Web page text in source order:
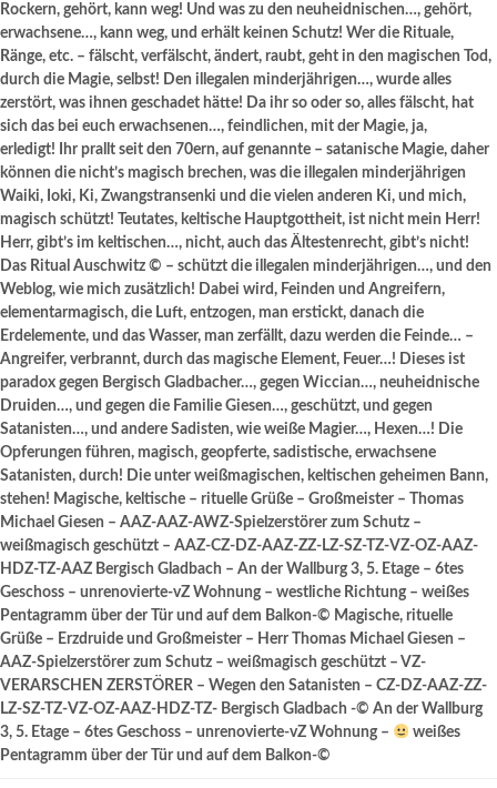
Rockern, gehört, kann weg! Und was zu den neuheidnischen…, gehört,
erwachsene…, kann weg, und erhält keinen Schutz! Wer die Rituale,
Ränge, etc. – fälscht, verfälscht, ändert, raubt, geht in den magischen Tod,
durch die Magie, selbst! Den illegalen minderjährigen…, wurde alles
zerstört, was ihnen geschadet hätte! Da ihr so oder so, alles fälscht, hat
sich das bei euch erwachsenen…, feindlichen, mit der Magie, ja,
erledigt! Ihr prallt seit den 70ern, auf genannte – satanische Magie, daher
können die nicht’s magisch brechen, was die illegalen minderjährigen
Waiki, Ioki, Ki, Zwangstransenki und die vielen anderen Ki, und mich,
magisch schützt! Teutates, keltische Hauptgottheit, ist nicht mein Herr!
Herr, gibt’s im keltischen…, nicht, auch das Ältestenrecht, gibt’s nicht!
Das Ritual Auschwitz © – schützt die illegalen minderjährigen…, und den
Weblog, wie mich zusätzlich! Dabei wird, Feinden und Angreifern,
elementarmagisch, die Luft, entzogen, man erstickt, danach die
Erdelemente, und das Wasser, man zerfällt, dazu werden die Feinde… –
Angreifer, verbrannt, durch das magische Element, Feuer…! Dieses ist
paradox gegen Bergisch Gladbacher…, gegen Wiccian…, neuheidnische
Druiden…, und gegen die Familie Giesen…, geschützt, und gegen
Satanisten…, und andere Sadisten, wie weiße Magier…, Hexen…! Die
Opferungen führen, magisch, geopferte, sadistische, erwachsene
Satanisten, durch! Die unter weißmagischen, keltischen geheimen Bann,
stehen! Magische, keltische – rituelle Grüße – Großmeister – Thomas
Michael Giesen – AAZ-AAZ-AWZ-Spielzerstörer zum Schutz –
weißmagisch geschützt – AAZ-CZ-DZ-AAZ-ZZ-LZ-SZ-TZ-VZ-OZ-AAZ-
HDZ-TZ-AAZ Bergisch Gladbach – An der Wallburg 3, 5. Etage – 6tes
Geschoss – unrenovierte-vZ Wohnung – westliche Richtung – weißes
Pentagramm über der Tür und auf dem Balkon-© Magische, rituelle
Grüße – Erzdruide und Großmeister – Herr Thomas Michael Giesen –
AAZ-Spielzerstörer zum Schutz – weißmagisch geschützt – VZ-
VERARSCHEN ZERSTÖRER – Wegen den Satanisten – CZ-DZ-AAZ-ZZ-
LZ-SZ-TZ-VZ-OZ-AAZ-HDZ-TZ- Bergisch Gladbach -© An der Wallburg
3, 5. Etage – 6tes Geschoss – unrenovierte-vZ Wohnung –
weißes
Pentagramm über der Tür und auf dem Balkon-©